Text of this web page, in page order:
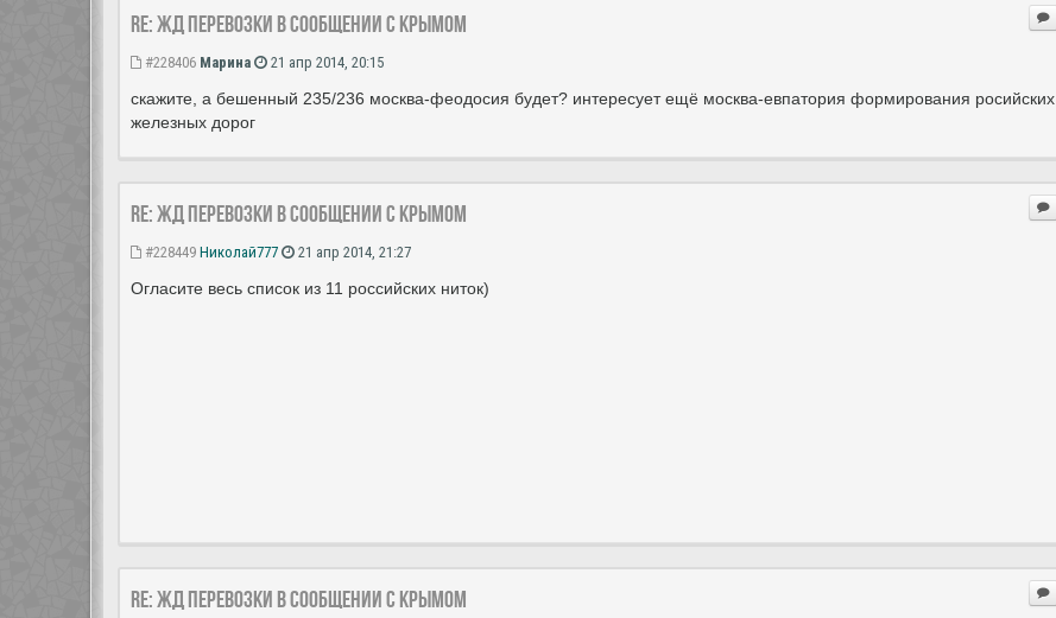
Re: ЖД перевозки в сообщении с Крымом
#228406 Марина 21 апр 2014, 20:15
скажите, а бешенный 235/236 москва-феодосия будет? интересует ещё москва-евпатория формирования росийских
железных дорог
Re: ЖД перевозки в сообщении с Крымом
#228449 Николай777 21 апр 2014, 21:27
Огласите весь список из 11 российских ниток)
Re: ЖД перевозки в сообщении с Крымом